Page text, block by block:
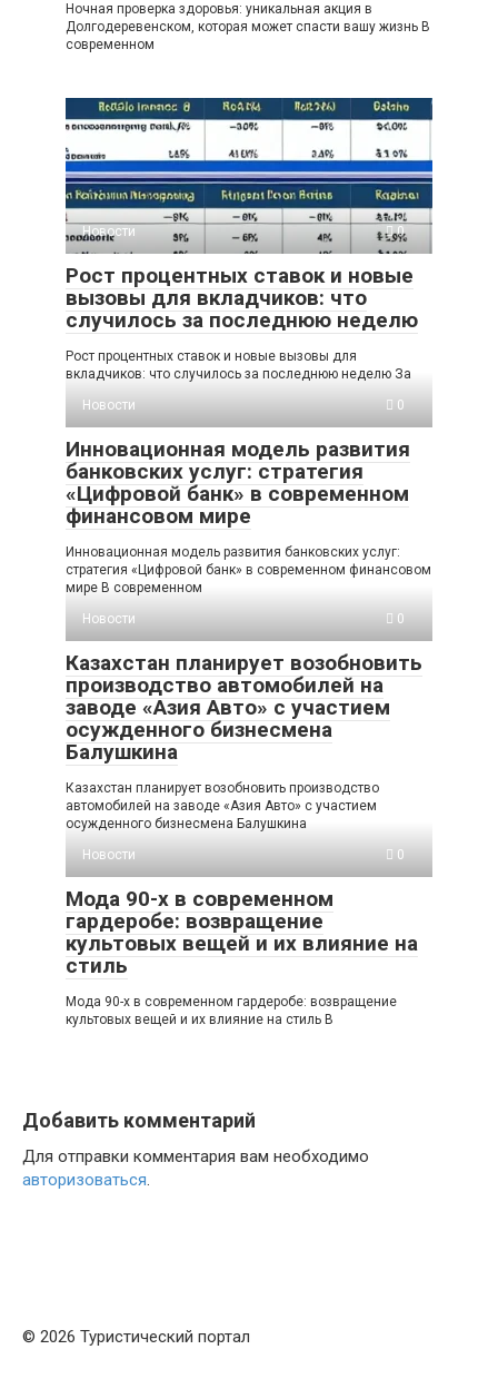
Ночная проверка здоровья: уникальная акция в
Долгодеревенском, которая может спасти вашу жизнь В
современном
Новости 0
Рост процентных ставок и новые
вызовы для вкладчиков: что
случилось за последнюю неделю
Рост процентных ставок и новые вызовы для
вкладчиков: что случилось за последнюю неделю За
Новости
0
Инновационная модель развития
банковских услуг: стратегия
«Цифровой банк» в современном
финансовом мире
Инновационная модель развития банковских услуг:
стратегия «Цифровой банк» в современном финансовом
мире В современном
Новости
0
Казахстан планирует возобновить
производство автомобилей на
заводе «Азия Авто» с участием
осужденного бизнесмена
Балушкина
Казахстан планирует возобновить производство
автомобилей на заводе «Азия Авто» с участием
осужденного бизнесмена Балушкина
Новости
0
Мода 90-х в современном
гардеробе: возвращение
культовых вещей и их влияние на
стиль
Мода 90-х в современном гардеробе: возвращение
культовых вещей и их влияние на стиль В
Добавить комментарий
Для отправки комментария вам необходимо
авторизоваться.
© 2026 Туристический портал